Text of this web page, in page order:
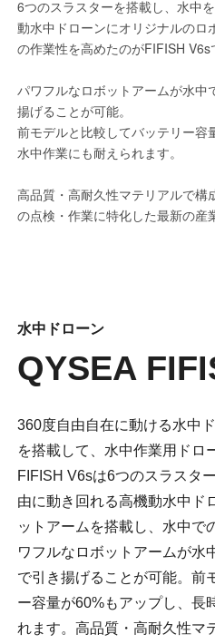
水中ドローン
QYSEA
360度自由自在に動ける水中
を搭載して、水中作業用ド
FIFISH V6sは6つのスラスタ
由に動き回れる高機動水中ド
ットアームを搭載し、水中で
ワフルなロボットアームが水
で引き揚げることが可能。前
ー容量が60%もアップし、長
れます。高品質・高耐久性マ